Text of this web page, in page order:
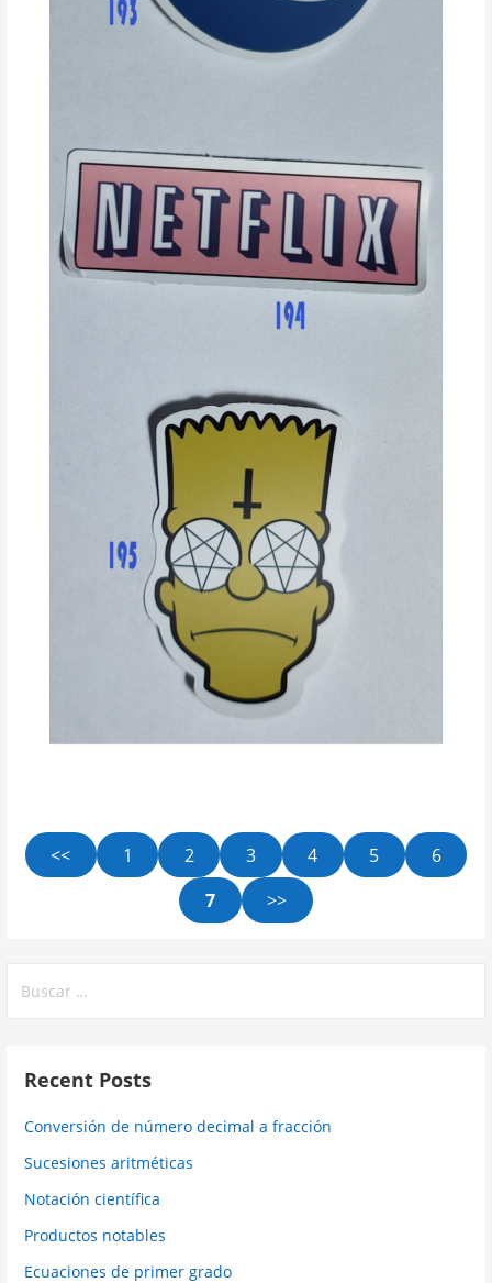
<< 1 2 3 4 5
6
7
>>
Recent Posts
Conversión de número decimal a fracción
Sucesiones aritméticas
Notación científica
Productos notables
Ecuaciones de primer grado